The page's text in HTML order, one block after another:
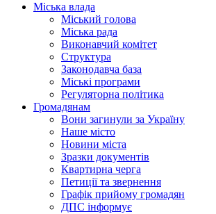
Міська влада
Міський голова
Міська рада
Виконавчий комітет
Структура
Законодавча база
Міські програми
Регуляторна політика
Громадянам
Вони загинули за Україну
Наше місто
Новини міста
Зразки документів
Квартирна черга
Петиції та звернення
Графік прийому громадян
ДПС інформує